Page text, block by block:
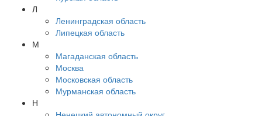
Л
Ленинградская область
Липецкая область
М
Магаданская область
Москва
Московская область
Мурманская область
Н